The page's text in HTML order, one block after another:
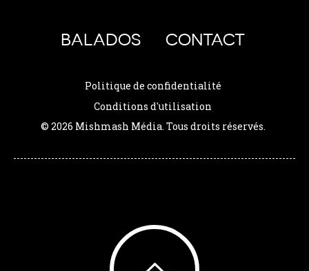
BALADOS CONTACT
Politique de confidentialité
Conditions d'utilisation
© 2026 Mishmash Média. Tous droits réservés.